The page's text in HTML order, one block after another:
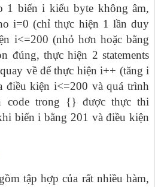
1 biến i kiểu byte không âm,
i=0 (chỉ thực hiện 1 lần duy
i<=200 (nhỏ hơn hoặc bằng
đúng, thực hiện 2 statements
về để thực hiện i++ (tăng i
điều kiện i<=200 và quá trình
code trong {} được thực thi
biến i bằng 201 và điều kiện
tập hợp của rất nhiều hàm,